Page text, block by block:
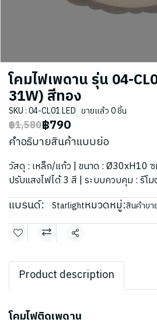
โคมไฟเพดาน รุ่น 04-
31W) สีทอง
SKU : 04-CL01 LED ขายแล้ว 0 ชิ้น
฿1,580฿790
คำอธิบายสินค้าแบบย่อ
วัสดุ : เหล็ก/แก้ว | ขนาด : Ø30xH10
ปรับแสงไฟได้ 3 สี | ระบบควบคุม : รีโ
แบรนด์: Starlightหมวดหมู่:สินค้าขา
แชร์
Product description
โคมไฟติดเพดาน